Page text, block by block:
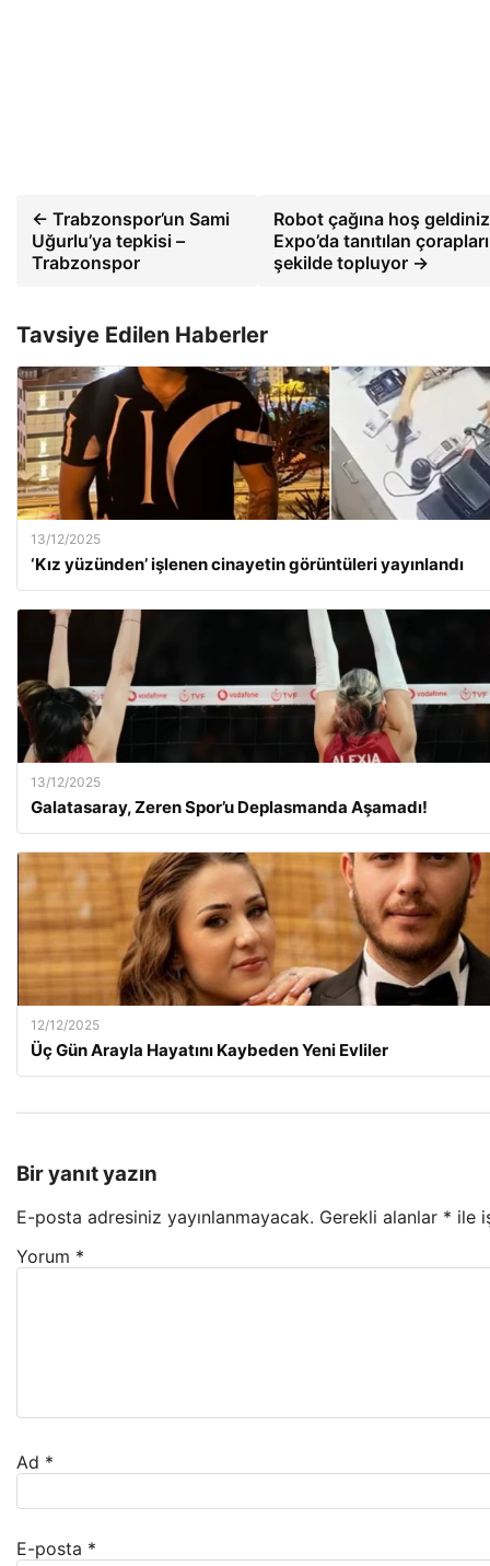
← Trabzonspor’un Sami
Uğurlu’ya tepkisi –
Trabzonspor
Robot çağına hoş
Expo’da tanıtılan
şekilde topluyor →
Tavsiye Edilen Haberler
13/12/2025
‘Kız yüzünden’ işlenen cinayetin görüntüleri yayınlandı
13/12/2025
Galatasaray, Zeren Spor’u Deplasmanda Aşamadı!
12/12/2025
Üç Gün Arayla Hayatını Kaybeden Yeni Evliler
Bir yanıt yazın
E-posta adresiniz yayınlanmayacak. Gerekli alanlar * ile
Yorum *
Ad *
E-posta *